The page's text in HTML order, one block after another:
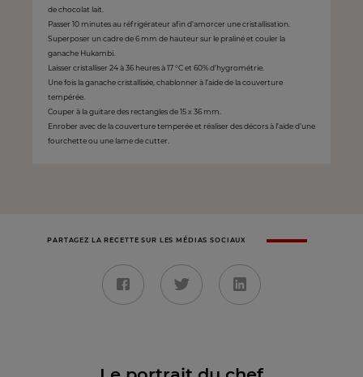
de chocolat lait.
Passer 10 minutes au réfrigérateur afin d’amorcer une cristallisation.
Superposer un cadre de 6 mm de hauteur sur le praliné et couler la
ganache Hukambi.
Laisser cristalliser 24 à 36 heures à 17 °C et 60% d’hygrométrie.
Une fois la ganache cristallisée, chablonner à l’aide de la couverture
tempérée.
Couper à la guitare des rectangles de 15 x 36 mm.
Enrober avec de la couverture temperée et réaliser des décors à l’aide d’une
fourchette ou une lame de cutter.
PARTAGEZ LA RECETTE SUR LES MÉDIAS SOCIAUX